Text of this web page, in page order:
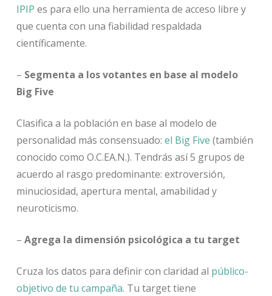
IPIP es para ello una herramienta de acceso libre y
que cuenta con una fiabilidad respaldada
científicamente.
– Segmenta a los votantes en base al modelo
Big Five
Clasifica a la población en base al modelo de
personalidad más consensuado: el Big Five (también
conocido como O.C.EA.N.). Tendrás así 5 grupos de
acuerdo al rasgo predominante: extroversión,
minuciosidad, apertura mental, amabilidad y
neuroticismo.
– Agrega la dimensión psicológica a tu target
Cruza los datos para definir con claridad al público-
objetivo de tu campaña. Tu target tiene